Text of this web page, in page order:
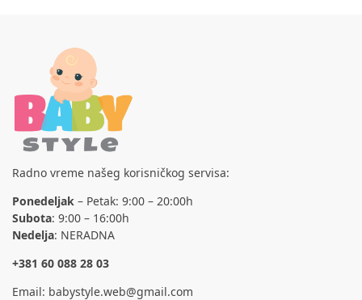
Radno vreme našeg korisničkog servisa:
Ponedeljak – Petak: 9:00 – 20:00h
Subota: 9:00 – 16:00h
Nedelja: NERADNA
+381 60 088 28 03
Email: babystyle.web@gmail.com